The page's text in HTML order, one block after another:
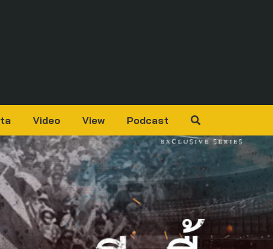
Video View Podcast